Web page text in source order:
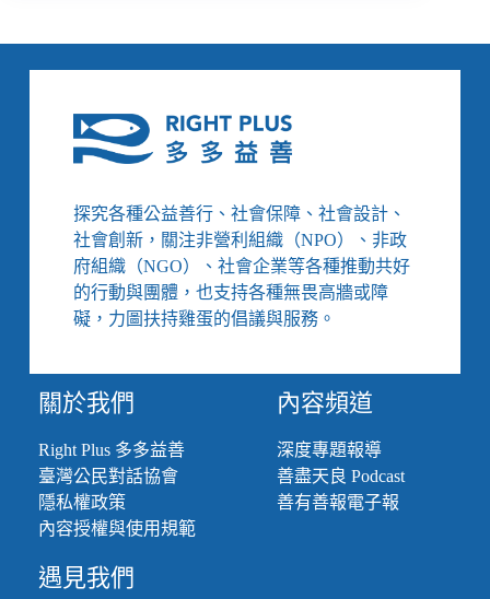
1】
命，
探究各種公益善行、社會保障、社會設計、
社會創新，關注非營利組織（NPO）、非政
府組織（NGO）、社會企業等各種推動共好
的行動與團體，也支持各種無畏高牆或障
礙，力圖扶持雞蛋的倡議與服務。
關於我們
Right Plus 多多益善
臺灣公民對話協會
隱私權政策
內容授權與使用規範
內容頻道
深度專題報導
善盡天良 Podcast
善有善報電子報
遇見我們